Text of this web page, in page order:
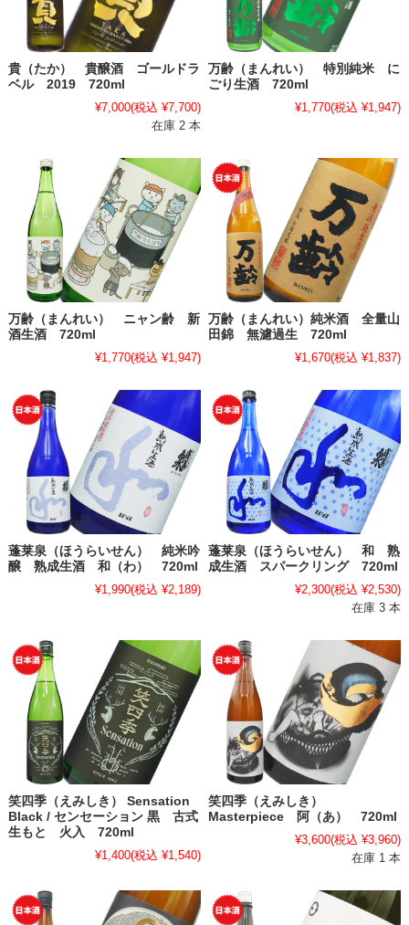
貴（たか） 貴醸酒 ゴールドラ
ベル 2019 720ml
¥7,000(税込 ¥7,700)
在庫 2 本
万齢（まんれい） 特別純米 に
ごり生酒 720ml
¥1,770(税込 ¥1,947)
万齢（まんれい） ニャン齢 新
酒生酒 720ml
¥1,770(税込 ¥1,947)
万齢（まんれい）純米酒 全量山
田錦 無濾過生 720ml
¥1,670(税込 ¥1,837)
蓬莱泉（ほうらいせん） 純米吟
醸 熟成生酒 和（わ） 720ml
¥1,990(税込 ¥2,189)
蓬莱泉（ほうらいせん） 和 熟
成生酒 スパークリング 720ml
¥2,300(税込 ¥2,530)
在庫 3 本
笑四季（えみしき） Sensation
Black / センセーション 黒 古式
生もと 火入 720ml
¥1,400(税込 ¥1,540)
笑四季（えみしき）
Masterpiece 阿（あ） 720ml
¥3,600(税込 ¥3,960)
在庫 1 本